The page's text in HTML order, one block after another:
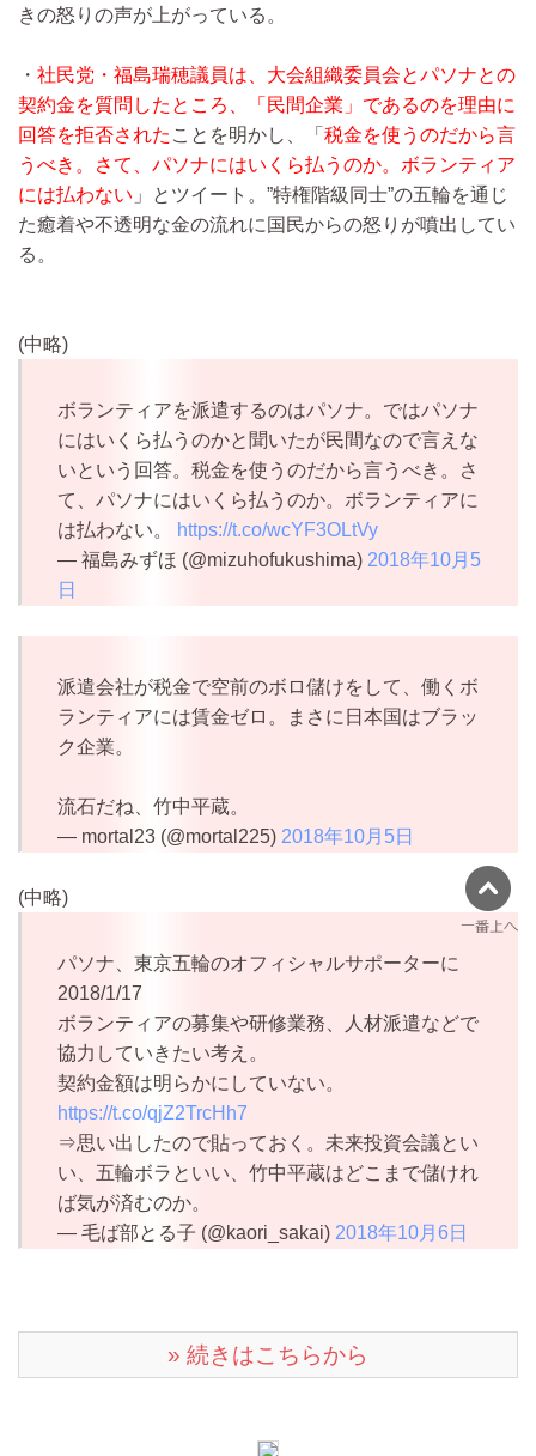
きの怒りの声が上がっている。
・ 社民党・福島瑞穂議員は、大会組織委員会とパソナとの
契約金を質問したところ、「民間企業」であるのを理由に
回答を拒否された ことを明かし、「 税金を使うのだから言
うべき。さて、パソナにはいくら払うのか。ボランティア
には払わない 」とツイート。”特権階級同士”の五輪を通じ
た癒着や不透明な金の流れに国民からの怒りが噴出してい
る。
(中略)
ボランティアを派遣するのはパソナ。ではパソナ
にはいくら払うのかと聞いたが民間なので言えな
いという回答。税金を使うのだから言うべき。さ
て、パソナにはいくら払うのか。ボランティアに
は払わない。
https://t.co/wcYF3OLtVy
— 福島みずほ (@mizuhofukushima) 2018年10月5
日
派遣会社が税金で空前のボロ儲けをして、働くボ
ランティアには賃金ゼロ。まさに日本国はブラッ
ク企業。
流石だね、竹中平蔵。
— mortal23 (@mortal225) 2018年10月5日
(中略)
パソナ、東京五輪のオフィシャルサポーターに
2018/1/17
ボランティアの募集や研修業務、人材派遣などで
協力していきたい考え。
契約金額は明らかにしていない。
https://t.co/qjZ2TrcHh7
⇒思い出したので貼っておく。未来投資会議とい
い、五輪ボラといい、竹中平蔵はどこまで儲けれ
ば気が済むのか。
— 毛ば部とる子 (@kaori_sakai) 2018年10月6日
» 続きはこちらから